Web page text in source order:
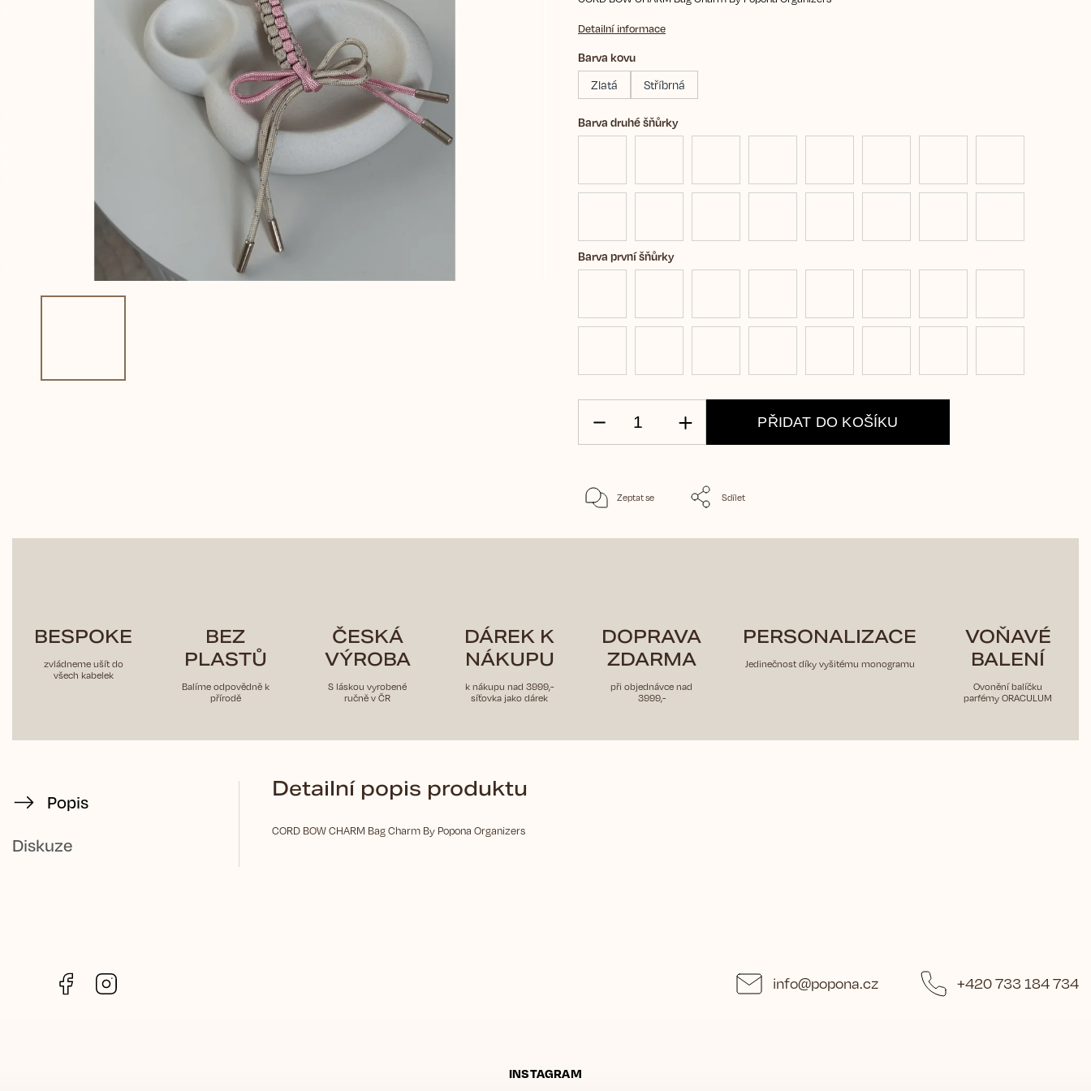
Detailní informace
Barva kovu
Zlatá
Stříbrná
Barva druhé šňůrky
Barva první šňůrky
PŘIDAT DO KOŠÍKU
Zeptat se Sdílet
BESPOKE
zvládneme ušít do
všech kabelek
BEZ
PLASTŮ
Balíme odpovědně k
přírodě
ČESKÁ
VÝROBA
S láskou vyrobené
ručně v ČR
DÁREK K
NÁKUPU
k nákupu nad 3999,-
síťovka jako dárek
DOPRAVA
ZDARMA
při objednávce nad
3999,-
PERSONALIZACE
Jedinečnost díky vyšitému monogramu
VOŇAVÉ
BALENÍ
Ovonění balíčku
parfémy ORACULUM
Popis
Diskuze
Detailní popis produktu
CORD BOW CHARM Bag Charm By Popona Organizers
Facebook info@popona.cz +420 733 184 734
INSTAGRAM